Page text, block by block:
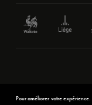
Pour améliorer votre expérience.